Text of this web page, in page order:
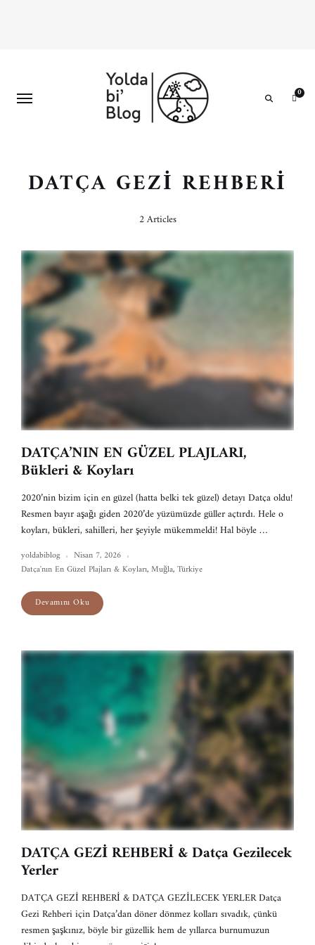
0
DATÇA GEZI REHBERI
2 Articles
DATÇA’NIN EN GÜZEL PLAJLARI,
Bükleri & Koyları
2020’nin bizim için en güzel (hatta belki tek güzel) detayı Datça oldu!
Resmen bayır aşağı giden 2020’de yüzümüzde güller açtırdı. Hele o
koyları, bükleri, sahilleri, her şeyiyle mükemmeldi! Hal böyle …
yoldabiblog
Nisan 7, 2026
Datça'nın En Güzel Plajları & Koyları,Muğla,Türkiye
Devamını Oku
DATÇA GEZİ REHBERİ & Datça Gezilecek
Yerler
DATÇA GEZİ REHBERİ & DATÇA GEZİLECEK YERLER Datça
Gezi Rehberi için Datça’dan döner dönmez kolları sıvadık, çünkü
resmen şaşkınız, böyle bir güzellik hem de yıllarca burnumuzun